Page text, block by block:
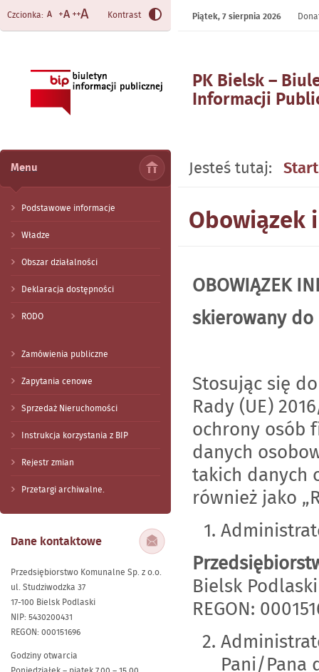
PK Bielsk –
Informacji
Czcionka: Kontrast Piątek,7 sierpnia 2026
Menu
Podstawowe informacje
Władze
Obszar działalności
Deklaracja dostępności
RODO
Zamówienia publiczne
Zapytania cenowe
Sprzedaż Nieruchomości
Instrukcja korzystania z BIP
Rejestr zmian
Przetargi archiwalne.
Dane kontaktowe
Przedsiębiorstwo Komunalne Sp. z o.o.
ul. Studziwodzka 37
17-100 Bielsk Podlaski
NIP: 5430200431
REGON: 000151696
Godziny otwarcia
Jesteś tutaj: Start
Obowiązek
OBOWIĄZEK
skierowany
Stosując się
Rady (UE)
ochrony osób
danych
takich danych
również jako
Bielsk
REGON:
Pani/Pana